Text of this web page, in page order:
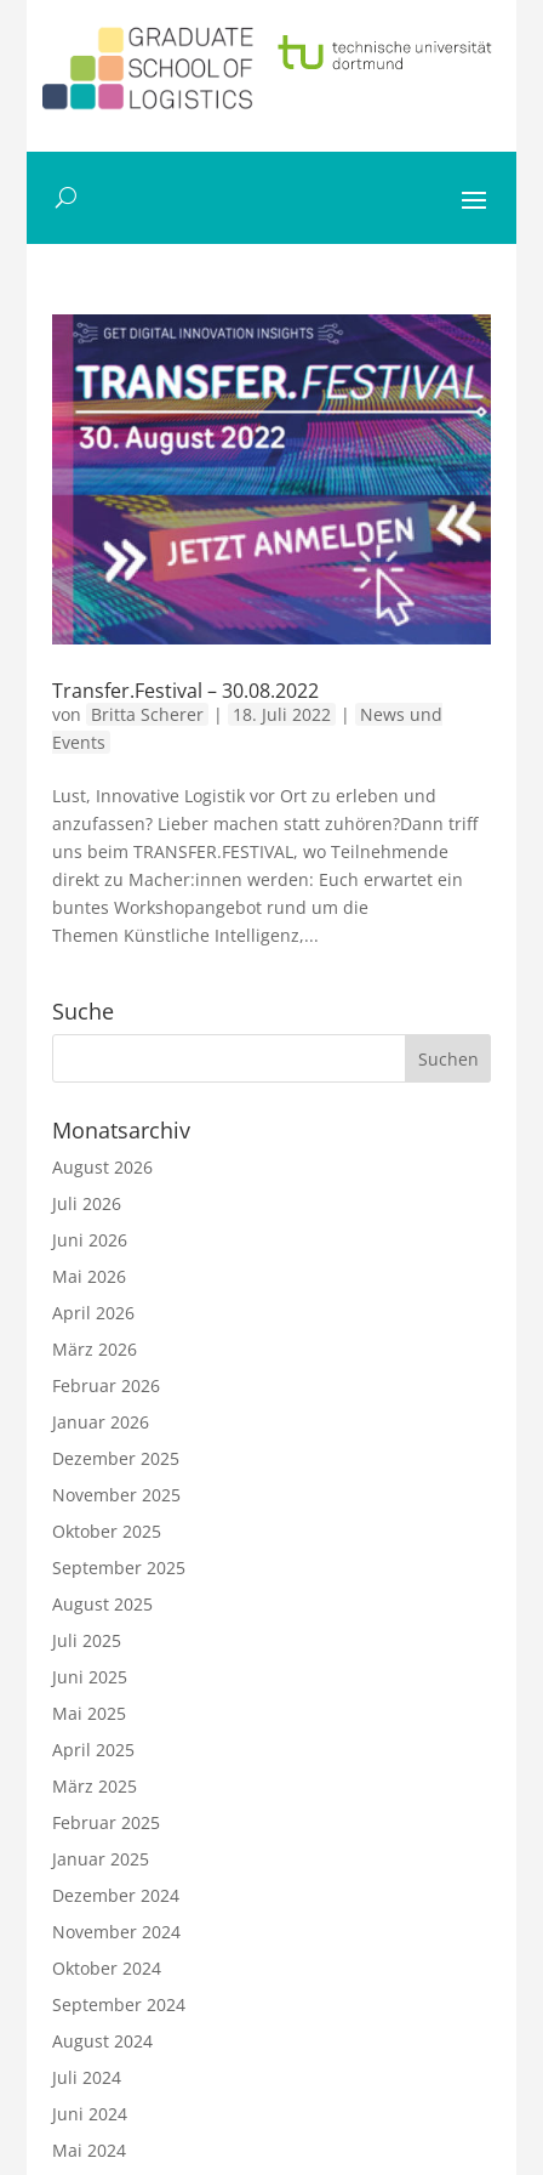
Transfer.Festival – 30.08.2022
von Britta Scherer | 18. Juli 2022 |
News und
Events
Lust, Innovative Logistik vor Ort zu erleben und
anzufassen? Lieber machen statt zuhören?Dann triff
uns beim TRANSFER.FESTIVAL, wo Teilnehmende
direkt zu Macher:innen werden: Euch erwartet ein
buntes Workshopangebot rund um die
Themen Künstliche Intelligenz,...
Suche
Monatsarchiv
August 2026
Juli 2026
Juni 2026
Mai 2026
April 2026
März 2026
Februar 2026
Januar 2026
Dezember 2025
November 2025
Oktober 2025
September 2025
August 2025
Juli 2025
Juni 2025
Mai 2025
April 2025
März 2025
Februar 2025
Januar 2025
Dezember 2024
November 2024
Oktober 2024
September 2024
August 2024
Juli 2024
Juni 2024
Mai 2024